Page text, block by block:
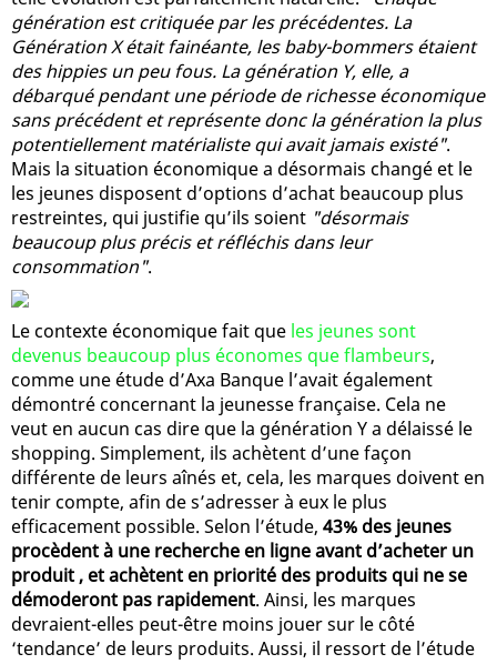
génération est critiquée par les précédentes. La
Génération X était fainéante, les baby-bommers étaient
des hippies un peu fous. La génération Y, elle, a
débarqué pendant une période de richesse économique
sans précédent et représente donc la génération la plus
potentiellement matérialiste qui avait jamais existé".
Mais la situation économique a désormais changé et le
les jeunes disposent d’options d’achat beaucoup plus
restreintes, qui justifie qu’ils soient "désormais
beaucoup plus précis et réfléchis dans leur
consommation".
Le contexte économique fait que les jeunes sont
devenus beaucoup plus économes que flambeurs,
comme une étude d’Axa Banque l’avait également
démontré concernant la jeunesse française. Cela ne
veut en aucun cas dire que la génération Y a délaissé le
shopping. Simplement, ils achètent d’une façon
différente de leurs aînés et, cela, les marques doivent en
tenir compte, afin de s’adresser à eux le plus
efficacement possible. Selon l’étude, 43% des jeunes
procèdent à une recherche en ligne avant d’acheter un
produit , et achètent en priorité des produits qui ne se
démoderont pas rapidement. Ainsi, les marques
devraient-elles peut-être moins jouer sur le côté
‘tendance’ de leurs produits. Aussi, il ressort de l’étude